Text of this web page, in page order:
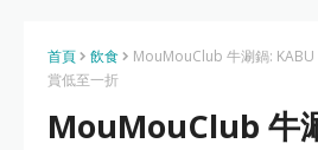
首頁 飲食
MouMouClub 牛涮鍋: KABU
賞低至一折
MouMouClub 牛